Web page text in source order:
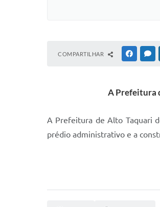
COMPARTILHAR
A Prefeitura
A Prefeitura de Alto Taquari
prédio administrativo e a